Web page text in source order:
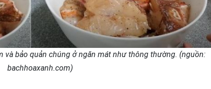
và bảo quản chúng ở ngăn mát như thông thường. (nguồn:
bachhoaxanh.com)